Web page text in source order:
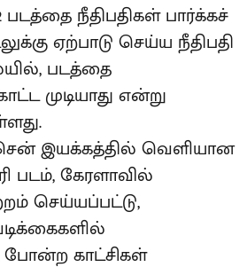
நீதிபதிகள் பார்க்கச்
ஏற்பாடு செய்ய நீதிபதி
படத்தை
முடியாது என்று
சென் இயக்​கத்​தில் வெளியான
படம், கேரளாவில்
செய்யப்பட்டு,
போன்ற காட்சிகள்